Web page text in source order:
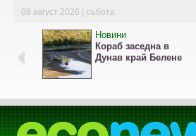
08 август 2026 | събота
Новини
Кораб заседна в
Дунав край Белене